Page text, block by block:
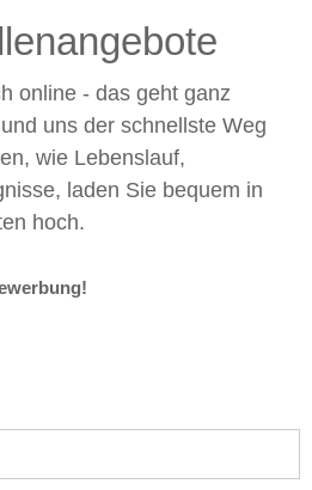
online - das geht ganz
uns der schnellste Weg
wie Lebenslauf,
laden Sie bequem in
hoch.